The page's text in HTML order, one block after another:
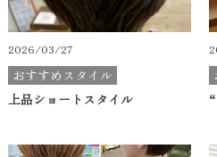
2026/03/27
おすすめスタイル
上品ショートスタイル